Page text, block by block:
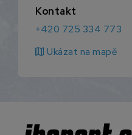
Kontakt
+420 725 334 773
map Ukázat na mapě